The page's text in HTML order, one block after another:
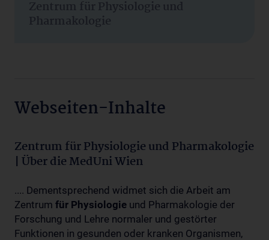
Zentrum für Physiologie und
Pharmakologie
Webseiten-Inhalte
Zentrum für Physiologie und Pharmakologie
| Über die MedUni Wien
.... Dementsprechend widmet sich die Arbeit am
Zentrum für Physiologie und Pharmakologie der
Forschung und Lehre normaler und gestörter
Funktionen in gesunden oder kranken Organismen,